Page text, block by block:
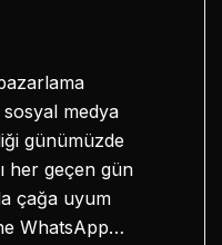
medya
günümüzde
her geçen gün
çağa uyum
WhatsApp…